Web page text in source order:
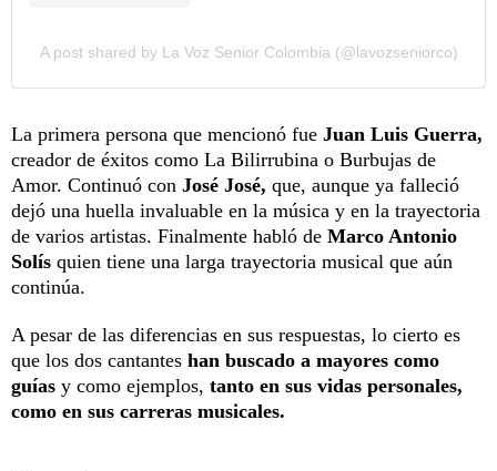
A post shared by La Voz Senior Colombia (@lavozseniorco)
La primera persona que mencionó fue Juan Luis Guerra,
creador de éxitos como La Bilirrubina o Burbujas de
Amor. Continuó con José José, que, aunque ya falleció
dejó una huella invaluable en la música y en la trayectoria
de varios artistas. Finalmente habló de Marco Antonio
Solís quien tiene una larga trayectoria musical que aún
continúa.
A pesar de las diferencias en sus respuestas, lo cierto es
que los dos cantantes han buscado a mayores como
guías y como ejemplos, tanto en sus vidas personales,
como en sus carreras musicales.